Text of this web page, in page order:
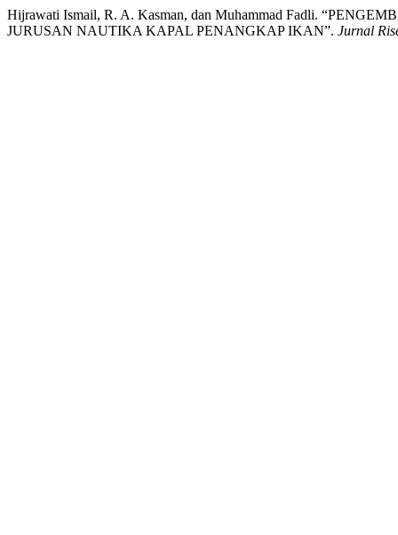
Hijrawati Ismail, R. A. Kasman, dan Muhammad Fadli.
JURUSAN NAUTIKA KAPAL PENANGKAP IKAN”. Jurnal